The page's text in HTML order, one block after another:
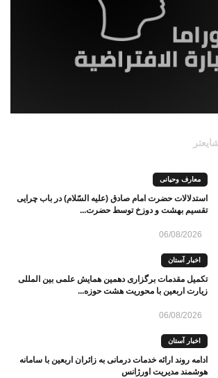
معارف وحیانی
استدلالات حضرت امام صادق (علیه السّلام) در باب چرایی
تقسیم بهشت و دوزخ توسط حضرت...
06/08/2026
اخبار آستان
تکمیل مقدمات برگزاری دهمین همایش علمی بین المللی
زیارت اربعین با محوریت هشت حوزه...
06/08/2026
اخبار آستان
ادامه روند ارائه خدمات درمانی به زائران اربعین با سامانه
هوشمند مدیریت اورژانس